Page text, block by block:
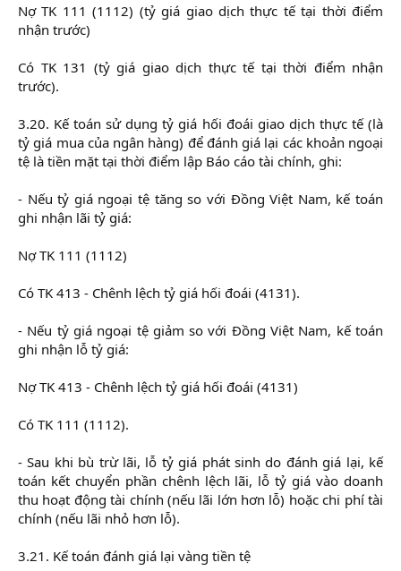
Nợ TK 111 (1112) (tỷ giá giao dịch thực tế tại thời điểm
nhận trước)
Có TK 131 (tỷ giá giao dịch thực tế tại thời điểm nhận
trước).
3.20. Kế toán sử dụng tỷ giá hối đoái giao dịch thực tế (là
tỷ giá mua của ngân hàng) để đánh giá lại các khoản ngoại
tệ là tiền mặt tại thời điểm lập Báo cáo tài chính, ghi:
- Nếu tỷ giá ngoại tệ tăng so với Đồng Việt Nam, kế toán
ghi nhận lãi tỷ giá:
Nợ TK 111 (1112)
Có TK 413 - Chênh lệch tỷ giá hối đoái (4131).
- Nếu tỷ giá ngoại tệ giảm so với Đồng Việt Nam, kế toán
ghi nhận lỗ tỷ giá:
Nợ TK 413 - Chênh lệch tỷ giá hối đoái (4131)
Có TK 111 (1112).
- Sau khi bù trừ lãi, lỗ tỷ giá phát sinh do đánh giá lại, kế
toán kết chuyển phần chênh lệch lãi, lỗ tỷ giá vào doanh
thu hoạt động tài chính (nếu lãi lớn hơn lỗ) hoặc chi phí tài
chính (nếu lãi nhỏ hơn lỗ).
3.21. Kế toán đánh giá lại vàng tiền tệ